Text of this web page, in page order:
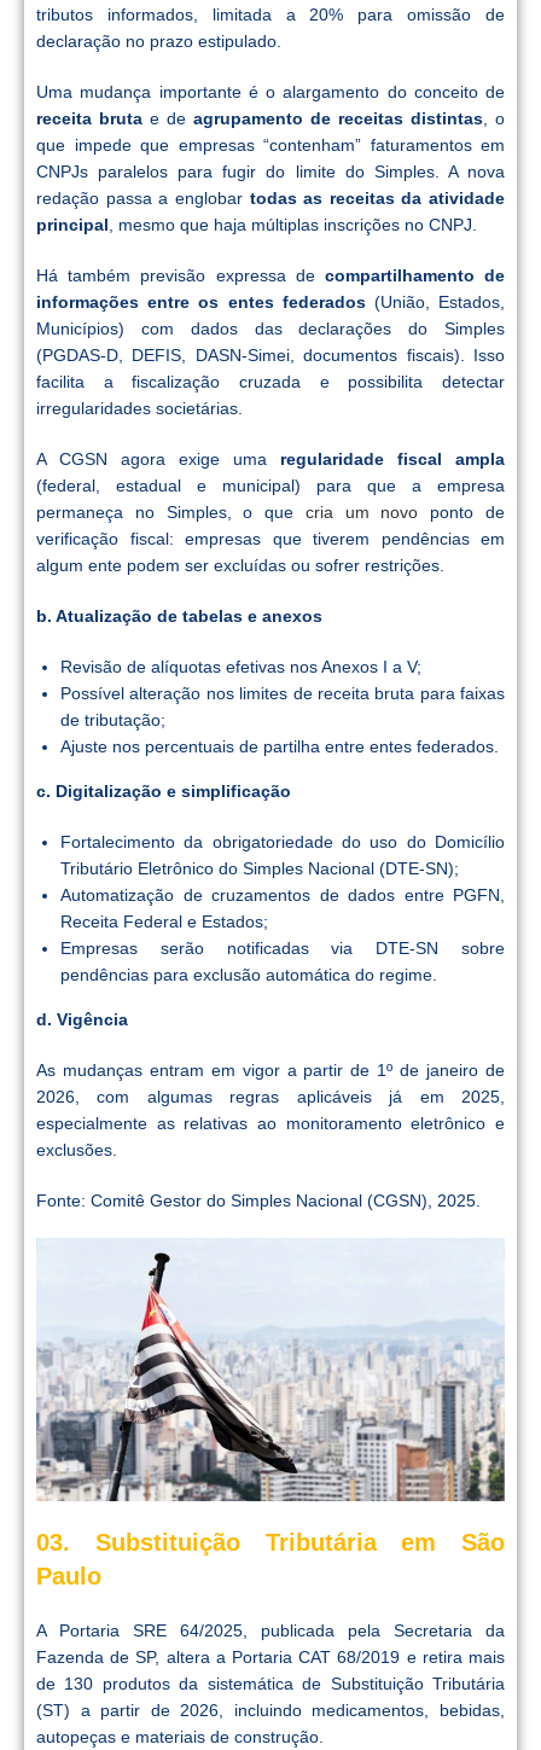
tributos informados, limitada a 20% para omissão de
declaração no prazo estipulado.
Uma mudança importante é o alargamento do conceito de
receita bruta e de agrupamento de receitas distintas, o
que impede que empresas “contenham” faturamentos em
CNPJs paralelos para fugir do limite do Simples. A nova
redação passa a englobar todas as receitas da atividade
principal, mesmo que haja múltiplas inscrições no CNPJ.
Há também previsão expressa de compartilhamento de
informações entre os entes federados(União, Estados,
Municípios) com dados das declarações do Simples
(PGDAS-D, DEFIS, DASN-Simei, documentos fiscais). Isso
facilita a fiscalização cruzada e possibilita detectar
irregularidades societárias.
A CGSN agora exige uma regularidade fiscal ampla
(federal, estadual e municipal) para que a empresa
permaneça no Simples, o que cria um novo ponto de
verificação fiscal: empresas que tiverem pendências em
algum ente podem ser excluídas ou sofrer restrições.
b. Atualização de tabelas e anexos
Revisão de alíquotas efetivas nos Anexos I a V;
Possível alteração nos limites de receita bruta para faixas
de tributação;
Ajuste nos percentuais de partilha entre entes federados.
c. Digitalização e simplificação
Fortalecimento da obrigatoriedade do uso do Domicílio
Tributário Eletrônico do Simples Nacional (DTE-SN);
Automatização de cruzamentos de dados entre PGFN,
Receita Federal e Estados;
Empresas serão notificadas via DTE-SN sobre
pendências para exclusão automática do regime.
d. Vigência
As mudanças entram em vigor a partir de 1º de janeiro de
2026, com algumas regras aplicáveis já em 2025,
especialmente as relativas ao monitoramento eletrônico e
exclusões.
Fonte: Comitê Gestor do Simples Nacional (CGSN), 2025.
03. Substituição Tributária em São
Paulo
A Portaria SRE 64/2025, publicada pela Secretaria da
Fazenda de SP, altera a Portaria CAT 68/2019 e retira mais
de 130 produtos da sistemática de Substituição Tributária
(ST) a partir de 2026, incluindo medicamentos, bebidas,
autopeças e materiais de construção.